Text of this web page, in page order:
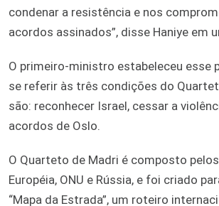
condenar a resistência e nos
acordos assinados”, disse Haniye em
O primeiro-ministro estabeleceu esse
se referir às três condições do
são: reconhecer Israel, cessar a
acordos de Oslo.
O Quarteto de Madri é composto pelos
Européia, ONU e Rússia, e foi criado
“Mapa da Estrada”, um roteiro